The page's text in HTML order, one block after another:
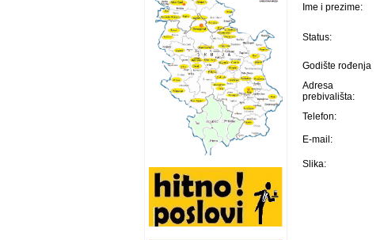
Ime i prezime:
Status:
Godište rođenja
Adresa
prebivališta:
Telefon:
E-mail:
Slika: